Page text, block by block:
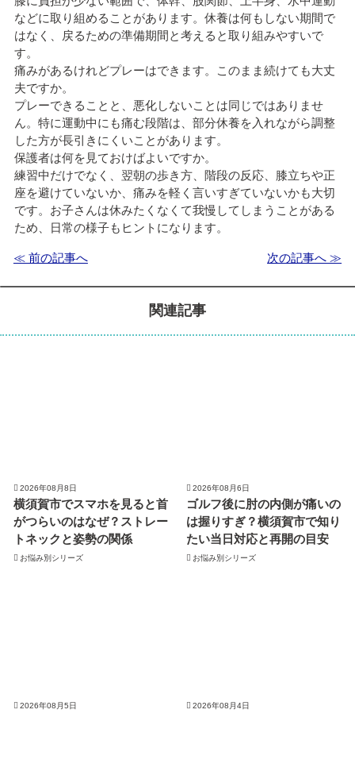
などに取り組めることがあります。休養は何もしない期間で
はなく、戻るための準備期間と考えると取り組みやすいで
す。
痛みがあるけれどプレーはできます。このまま続けても大丈
夫ですか。
プレーできることと、悪化しないことは同じではありませ
ん。特に運動中にも痛む段階は、部分休養を入れながら調整
した方が長引きにくいことがあります。
保護者は何を見ておけばよいですか。
練習中だけでなく、翌朝の歩き方、階段の反応、膝立ちや正
座を避けていないか、痛みを軽く言いすぎていないかも大切
です。お子さんは休みたくなくて我慢してしまうことがある
ため、日常の様子もヒントになります。
≪ 前の記事へ 次の記事へ ≫
関連記事
2026年08月8日
横須賀市でスマホを見ると首
がつらいのはなぜ？ストレー
トネックと姿勢の関係
お悩み別シリーズ
2026年08月6日
ゴルフ後に肘の内側が痛いの
は握りすぎ？横須賀市で知り
たい当日対応と再開の目安
お悩み別シリーズ
2026年08月5日 2026年08月4日